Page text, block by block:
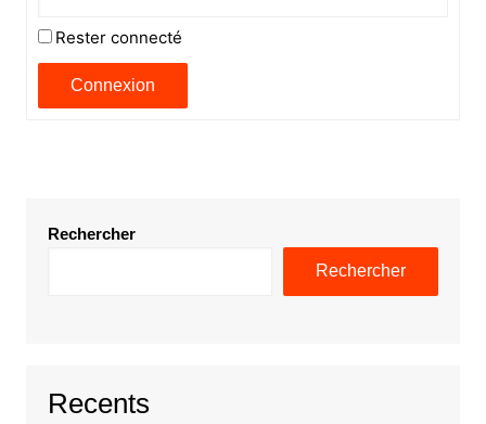
Rester connecté
Connexion
Rechercher
Rechercher
Recents